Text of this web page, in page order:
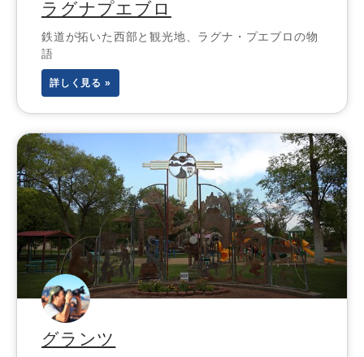
ラグナプエブロ
鉄道が拓いた西部と観光地、ラグナ・プエブロの物
語
詳しく見る »
グランツ